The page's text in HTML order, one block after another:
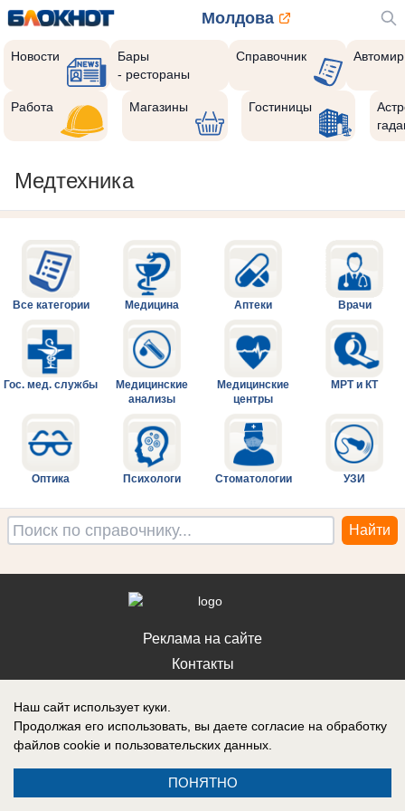
Молдова
Новости
Бары
- рестораны
Справочник Автомир
Работа Магазины Гостиницы
Медтехника
Все категории Медицина Аптеки Врачи
Гос. мед. службы
Медицинские
анализы
Медицинские
центры
МРТ и КТ
Оптика Психологи Стоматологии УЗИ
Реклама на сайте
Контакты
Наш сайт использует куки.
Продолжая его использовать, вы даете согласие на обработку
файлов cookie и пользовательских данных.
ПОНЯТНО